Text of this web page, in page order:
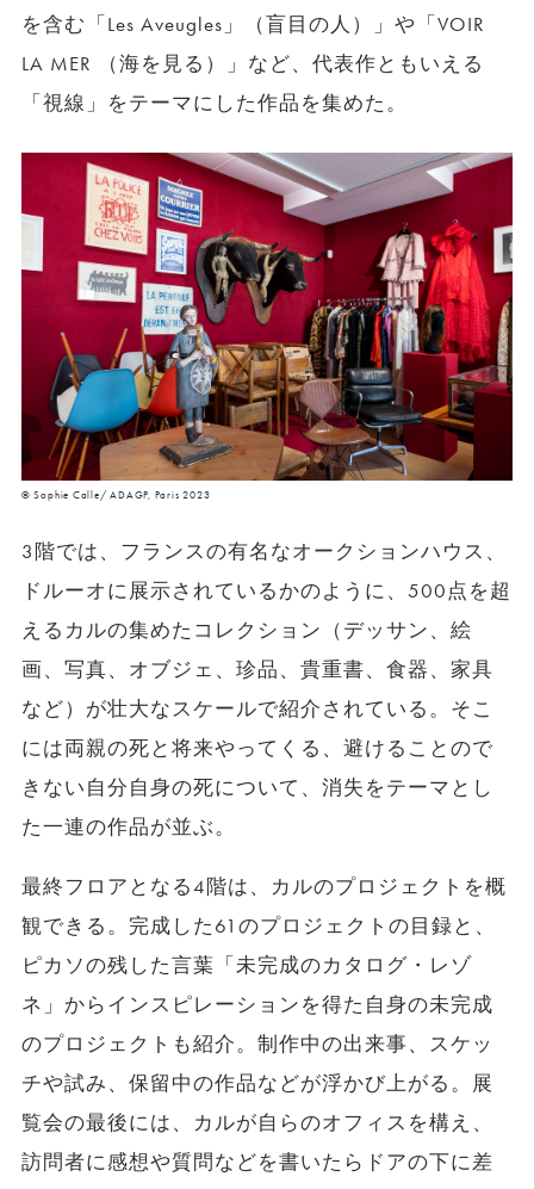
を含む「Les Aveugles」（盲目の人）」や「VOIR
LA MER （海を見る）」など、代表作ともいえる
「視線」をテーマにした作品を集めた。
© Sophie Calle/ ADAGP, Paris 2023
3階では、フランスの有名なオークションハウス、
ドルーオに展示されているかのように、500点を超
えるカルの集めたコレクション（デッサン、絵
画、写真、オブジェ、珍品、貴重書、食器、家具
など）が壮大なスケールで紹介されている。そこ
には両親の死と将来やってくる、避けることので
きない自分自身の死について、消失をテーマとし
た一連の作品が並ぶ。
最終フロアとなる4階は、カルのプロジェクトを概
観できる。完成した61のプロジェクトの目録と、
ピカソの残した言葉「未完成のカタログ・レゾ
ネ」からインスピレーションを得た自身の未完成
のプロジェクトも紹介。制作中の出来事、スケッ
チや試み、保留中の作品などが浮かび上がる。展
覧会の最後には、カルが自らのオフィスを構え、
訪問者に感想や質問などを書いたらドアの下に差